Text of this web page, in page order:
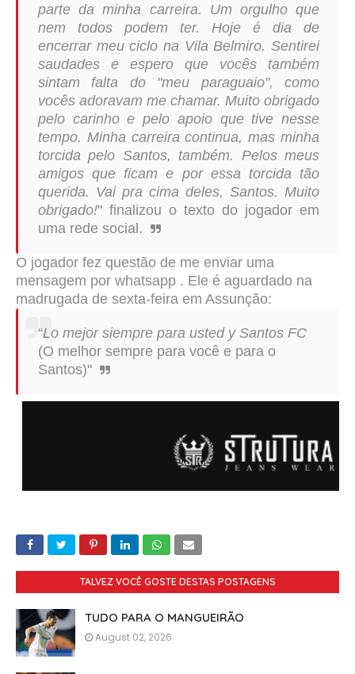
parte da minha carreira. Um orgulho que
nem todos podem ter. Hoje é dia de
encerrar meu ciclo na Vila Belmiro. Sentirei
saudades e espero que vocês também
sintam falta do "meu paraguaio", como
vocês adoravam me chamar. Muito obrigado
pelo carinho e pelo apoio que tive nesse
tempo. Minha carreira continua, mas minha
torcida pelo Santos, também. Pelos meus
amigos que ficam e por essa torcida tão
querida. Vai pra cima deles, Santos. Muito
obrigado!" finalizou o texto do jogador em
uma rede social.
O jogador fez questão de me enviar uma
mensagem por whatsapp . Ele é aguardado na
madrugada de sexta-feira em Assunção:
“Lo mejor siempre para usted y Santos FC
(O melhor sempre para você e para o
Santos)"
TALVEZ VOCÊ GOSTE DESTAS POSTAGENS
TUDO PARA O MANGUEIRÃO
August 02, 2026